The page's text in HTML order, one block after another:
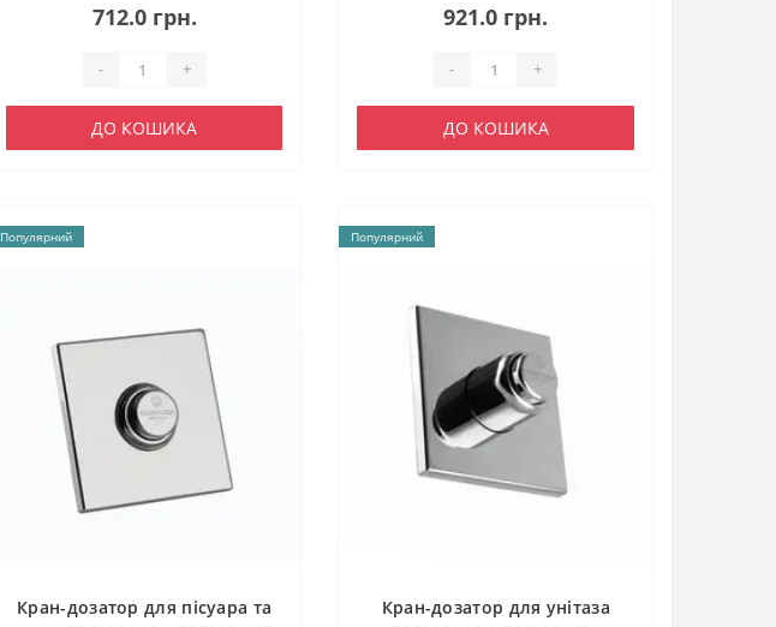
712.0 грн.
- +
ДО КОШИКА
921.0 грн.
- +
ДО КОШИКА
Популярний
Кран-дозатор для пісуара та
Популярний
Кран-дозатор для унітаза